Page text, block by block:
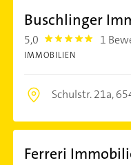
Buschlinger
5,0 5.0 1
IMMOBILIEN
Schulstr. 21a,
Ferreri